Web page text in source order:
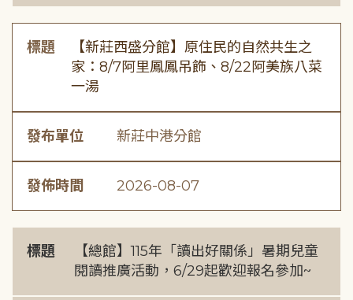
標題
【新莊西盛分館】原住民的自然共生之
家：8/7阿里鳳鳳吊飾、8/22阿美族八菜
一湯
發布單位 新莊中港分館
發佈時間 2026-08-07
標題
【總館】115年「讀出好關係」暑期兒童
閱讀推廣活動，6/29起歡迎報名參加~